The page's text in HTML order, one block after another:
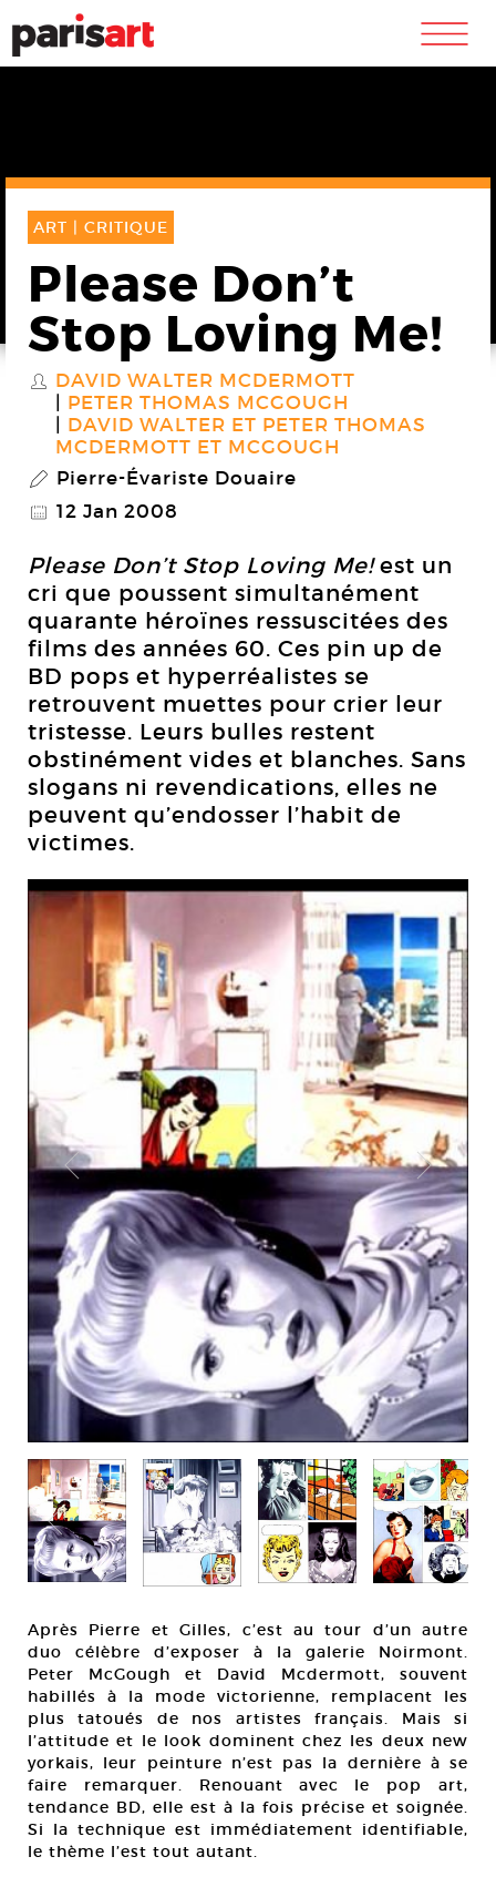
m
ART | CRITIQUE
Please Don’t
Stop Loving Me!
S DAVID WALTER MCDERMOTT
PETER THOMAS MCGOUGH
DAVID WALTER ET PETER THOMAS
MCDERMOTT ET MCGOUGH
P Pierre-Évariste Douaire
@ 12 Jan 2008
Please Don’t Stop Loving Me!est un
cri que poussent simultanément
quarante héroïnes ressuscitées des
films des années 60. Ces pin up de
BD pops et hyperréalistes se
retrouvent muettes pour crier leur
tristesse. Leurs bulles restent
obstinément vides et blanches. Sans
slogans ni revendications, elles ne
peuvent qu’endosser l’habit de
victimes.
Après Pierre et Gilles, c’est au tour d’un autre
duo célèbre d’exposer à la galerie Noirmont.
Peter McGough et David Mcdermott, souvent
habillés à la mode victorienne, remplacent les
plus tatoués de nos artistes français. Mais si
l’attitude et le look dominent chez les deux new
yorkais, leur peinture n’est pas la dernière à se
faire remarquer. Renouant avec le pop art,
tendance BD, elle est à la fois précise et soignée.
Si la technique est immédiatement identifiable,
le thème l’est tout autant.